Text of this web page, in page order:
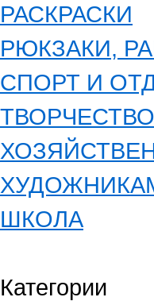
РАСКРАСКИ
РЮКЗАКИ,
СПОРТ И
ШКОЛА
Категории